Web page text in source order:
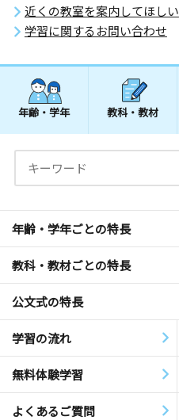
近くの教室を案内してほしい
学習に関するお問い合わせ
年齢・学年 教科・教材
年齢・学年ごとの特長
教科・教材ごとの特長
公文式の特長
学習の流れ
無料体験学習
よくあるご質問